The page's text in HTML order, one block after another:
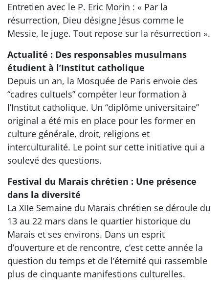
Entretien avec le P. Eric Morin : « Par la
résurrection, Dieu désigne Jésus comme le
Messie, le juge. Tout repose sur la résurrection ».
Actualité : Des responsables musulmans
étudient à l’Institut catholique
Depuis un an, la Mosquée de Paris envoie des
“cadres cultuels” compéter leur formation à
l’Institut catholique. Un “diplôme universitaire”
original a été mis en place pour les former en
culture générale, droit, religions et
interculturalité. Le point sur cette initiative qui a
soulevé des questions.
Festival du Marais chrétien : Une présence
dans la diversité
La XIIe Semaine du Marais chrétien se déroule du
13 au 22 mars dans le quartier historique du
Marais et ses environs. Dans un esprit
d’ouverture et de rencontre, c’est cette année la
question du temps et de l’éternité qui rassemble
plus de cinquante manifestions culturelles.